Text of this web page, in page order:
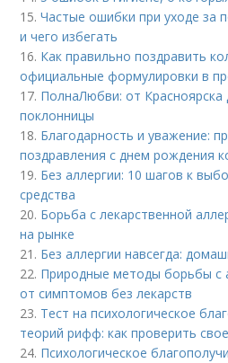
15.Частые ошибки при уходе за
и чего избегать
16. Как правильно поздравить
официальные формулировки в
17. ПолнаЛюбви: от Красноярска
поклонницы
18. Благодарность и уважение:
поздравления с днем рождения
19. Без аллергии: 10 шагов к
средства
20. Борьба с лекарственной
на рынке
21. Без аллергии навсегда:
22. Природные методы борьбы с
от симптомов без лекарств
23. Тест на психологическое
теорий рифф: как проверить
24. Психологическое